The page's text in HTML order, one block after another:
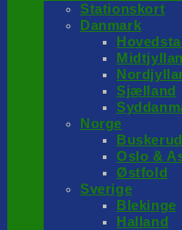
Stationskort
Danmark
Sjælland
Norge
Buskerud
Oslo &
Østfold
Sverige
Blekinge
Halland